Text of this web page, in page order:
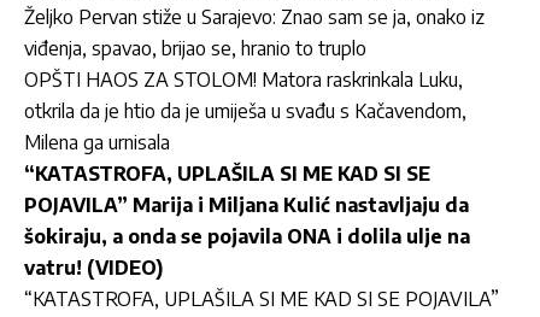
Željko Pervan stiže u Sarajevo: Znao sam se ja, onako iz
viđenja, spavao, brijao se, hranio to truplo
OPŠTI HAOS ZA STOLOM! Matora raskrinkala Luku,
otkrila da je htio da je umiješa u svađu s Kačavendom,
Milena ga urnisala
“KATASTROFA, UPLAŠILA SI ME KAD SI SE
POJAVILA” Marija i Miljana Kulić nastavljaju da
šokiraju, a onda se pojavila ONA i dolila ulje na
vatru! (VIDEO)
“KATASTROFA, UPLAŠILA SI ME KAD SI SE POJAVILA”